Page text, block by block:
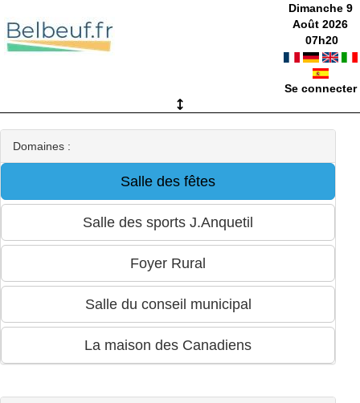
Dimanche 9
Août 2026
07h20
Se connecter
Domaines :